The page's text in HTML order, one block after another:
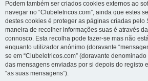
Podem também ser criados cookies externos ao
navegar no “Clubeletricos.com”, ainda que estes
destes cookies é proteger as páginas criadas pelo
maneira de recolher informações suas é através
connosco. Esta recolha pode fazer-se mas não
enquanto utilizador anónimo (doravante
se em “Clubeletricos.com” (doravante denominado
das mensagens enviadas por si depois do registo
“as suas mensagens”).